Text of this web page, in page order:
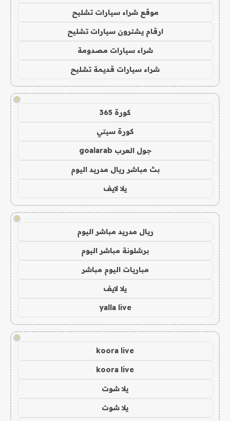
موقع شراء سيارات تشليح
ارقام يشترون سيارات تشليح
شراء سيارات مصدومة
شراء سيارات قديمة تشليح
!
كورة 365
كورة سيتي
جول العرب goalarab
بث مباشر ريال مدريد اليوم
يلا لايف
!
ريال مدريد مباشر اليوم
برشلونة مباشر اليوم
مباريات اليوم مباشر
يلا لايف
yalla live
!
koora live
koora live
يلا شوت
يلا شوت